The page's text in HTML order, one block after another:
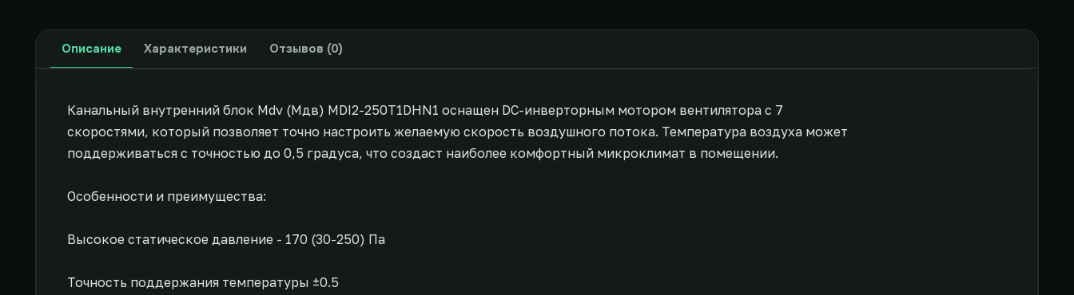
Описание Характеристики Отзывов (0)
Канальный внутренний блок Mdv (Мдв) MDI2-250T1DHN1 оснащен DC-инверторным мотором вентилятора с 7
скоростями, который позволяет точно настроить желаемую скорость воздушного потока. Температура воздуха может
поддерживаться с точностью до 0,5 градуса, что создаст наиболее комфортный микроклимат в помещении.
Особенности и преимущества:
Высокое статическое давление - 170 (30-250) Па
Точность поддержания температуры ±0.5